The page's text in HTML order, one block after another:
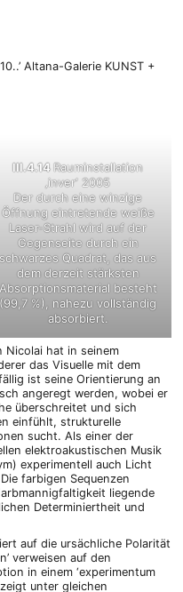
Altana-Galerie KUNST +
III.4.14Rauminstallation
‚inver‘ 2005
Der durch eine winzige
Öffnung eintretende weiße
Laser-Strahl wird auf der
Gegenseite durch ein
schwarzes Quadrat, das aus
dem derzeit stärksten
Absorptionsmaterial besteht
(99,7 %), nahezu vollständig
absorbiert.
Nicolai hat in seinem
das Visuelle mit dem
ist seine Orientierung an
angeregt werden, wobei er
überschreitet und sich
einfühlt, strukturelle
sucht. Als einer der
elektroakustischen Musik
experimentell auch Licht
farbigen Sequenzen
liegende
Determiniertheit und
auf die ursächliche Polarität
verweisen auf den
in einem ‘experimentum
unter gleichen